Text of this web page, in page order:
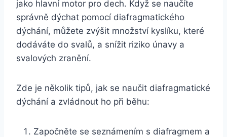
jako hlavní motor pro dech. Když se naučíte
správně dýchat pomocí diafragmatického
dýchání, můžete zvýšit množství kyslíku, které
dodáváte do svalů, a snížit riziko únavy a
svalových zranění.
Zde je několik tipů, jak se naučit diafragmatické
dýchání a zvládnout ho při běhu:
Započněte se seznámením s diafragmem a